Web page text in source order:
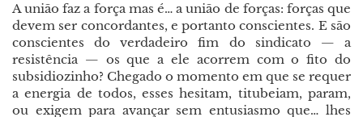
A união faz a força mas é… a união de forças: forças que
devem ser concordantes, e portanto conscientes. E são
conscientes do verdadeiro fim do sindicato — a
resistência — os que a ele acorrem com o fito do
subsidiozinho? Chegado o momento em que se requer
a energia de todos, esses hesitam, titubeiam, param,
ou exigem para avançar sem entusiasmo que… lhes